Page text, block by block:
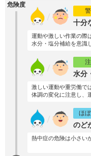
危険度
十分
運動や激しい作業の際
水分・塩分補給を意識
水分
激しい運動や重労働で
体調の変化に注意し、
ほ
のど
熱中症の危険は小さい